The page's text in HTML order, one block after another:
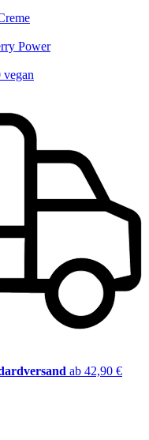
Power
ab 42,90 €